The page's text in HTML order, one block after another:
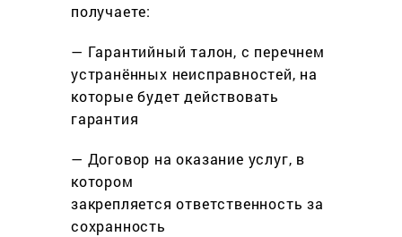
получаете:
— Гарантийный талон, с перечнем
устранённых неисправностей, на
которые будет действовать
гарантия
— Договор на оказание услуг, в
котором
закрепляется ответственность за
сохранность